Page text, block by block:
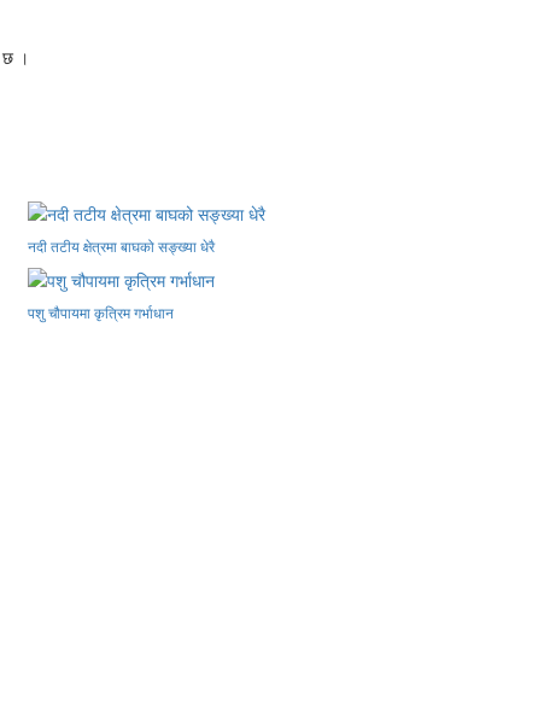
छ ।
नदी तटीय क्षेत्रमा बाघको सङ्ख्या धेरै
पशु चौपायमा कृत्रिम गर्भाधान